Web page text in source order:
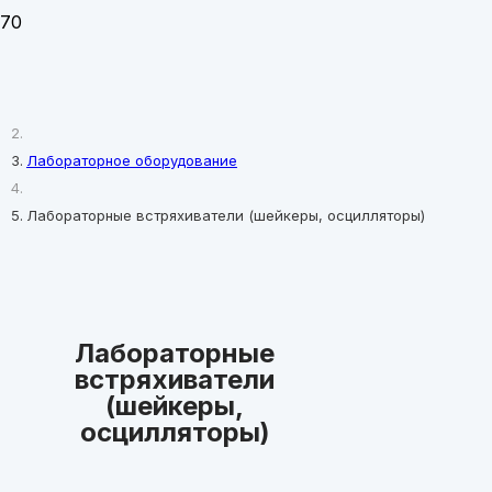
Лабораторное оборудование
Лабораторные встряхиватели (шейкеры, осцилляторы)
Лабораторные
встряхиватели
(шейкеры,
осцилляторы)